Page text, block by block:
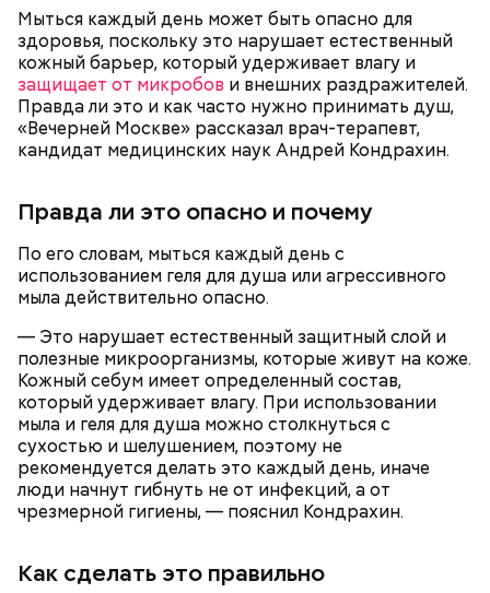
Мыться каждый день может быть опасно для
здоровья, поскольку это нарушает естественный
кожный барьер, который удерживает влагу и
защищает от микробов и внешних раздражителей.
Правда ли это и как часто нужно принимать душ,
«Вечерней Москве» рассказал врач-терапевт,
кандидат медицинских наук Андрей Кондрахин.
Правда ли это опасно и почему
По его словам, мыться каждый день с
использованием геля для душа или агрессивного
мыла действительно опасно.
— Это нарушает естественный защитный слой и
полезные микроорганизмы, которые живут на коже.
Кожный себум имеет определенный состав,
который удерживает влагу. При использовании
мыла и геля для душа можно столкнуться с
сухостью и шелушением, поэтому не
рекомендуется делать это каждый день, иначе
люди начнут гибнуть не от инфекций, а от
чрезмерной гигиены, — пояснил Кондрахин.
Как сделать это правильно
Противень ставится в духовку, разогретую до 180–
190 градусов. Спагетти из кабачка нужно запекать
25–30 минут.
Также не нужно есть дыню до корки, потому что
именно там скапливаются нитраты. И важно
тщательно ее мыть, чтобы не отравиться, добавила
собеседница «ВМ».
Как выбрать дыню